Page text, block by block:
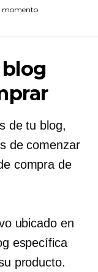
momento.
de tu blog,
de comenzar
compra de
ubicado en
específica
producto.